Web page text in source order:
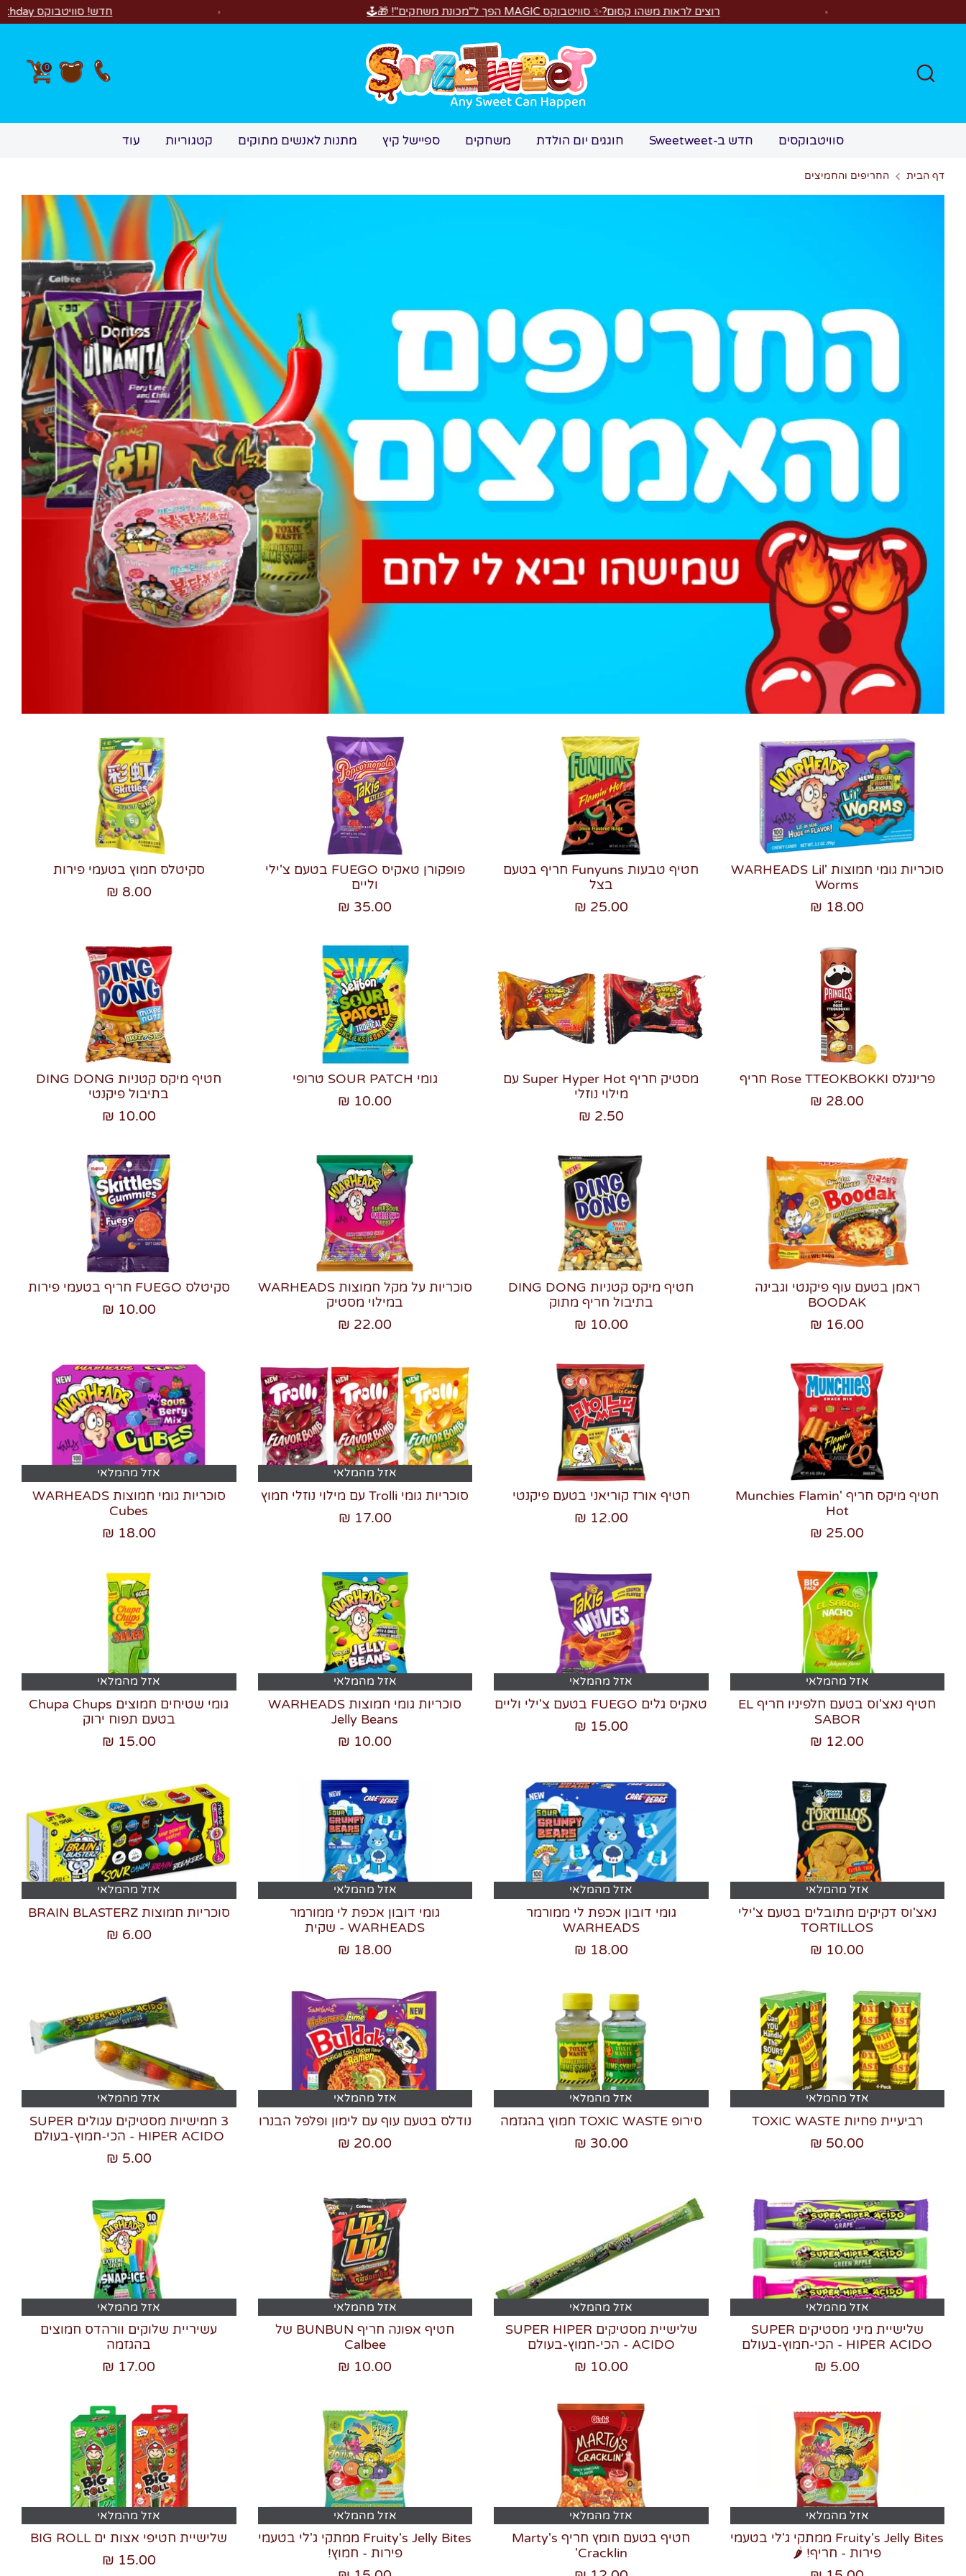
רוצים לראות משהו קסום?✨ סוויטבוקס MAGIC הפך ל"מכונת משחקים"! 🎁🕹️ חדש! סוויטבוקס Happy Birthday! המתנה המושלמת לימי הולדת 🎂🍰🎉
חיפוש 0
סוויטבוקסים חדש ב-Sweetweet חוגגים יום הולדת משחקים ספיישל קיץ מתנות לאנשים מתוקים קטגוריות עוד
דף הבית החריפים והחמיצים
סוכריות גומי חמוצות WARHEADS Lil'
Worms
18.00 ₪
חטיף טבעות Funyuns חריף בטעם
בצל
25.00 ₪
פופקורן טאקיס FUEGO בטעם צ'ילי
וליים
35.00 ₪
סקיטלס חמוץ בטעמי פירות
8.00 ₪
פרינגלס Rose TTEOKBOKKI חריף
28.00 ₪
מסטיק חריף Super Hyper Hot עם
מילוי נוזלי
2.50 ₪
גומי SOUR PATCH טרופי
10.00 ₪
חטיף מיקס קטניות DING DONG
בתיבול פיקנטי
10.00 ₪
ראמן בטעם עוף פיקנטי וגבינה
BOODAK
16.00 ₪
חטיף מיקס קטניות DING DONG
בתיבול חריף מתוק
10.00 ₪
סוכריות על מקל חמוצות WARHEADS
במילוי מסטיק
22.00 ₪
סקיטלס FUEGO חריף בטעמי פירות
10.00 ₪
חטיף מיקס חריף Munchies Flamin'
Hot
25.00 ₪
חטיף אורז קוריאני בטעם פיקנטי
12.00 ₪
אזל מהמלאי
סוכריות גומי Trolli עם מילוי נוזלי חמוץ
17.00 ₪
אזל מהמלאי
סוכריות גומי חמוצות WARHEADS
Cubes
18.00 ₪
אזל מהמלאי
חטיף נאצ'וס בטעם חלפיניו חריף EL
SABOR
12.00 ₪
אזל מהמלאי
טאקיס גלים FUEGO בטעם צ'ילי וליים
15.00 ₪
אזל מהמלאי
סוכריות גומי חמוצות WARHEADS
Jelly Beans
10.00 ₪
אזל מהמלאי
גומי שטיחים חמוצים Chupa Chups
בטעם תפוח ירוק
15.00 ₪
אזל מהמלאי
נאצ'וס דקיקים מתובלים בטעם צ'ילי
TORTILLOS
10.00 ₪
אזל מהמלאי
גומי דובון אכפת לי ממורמר
WARHEADS
18.00 ₪
אזל מהמלאי
גומי דובון אכפת לי ממורמר
WARHEADS - שקית
18.00 ₪
אזל מהמלאי
סוכריות חמוצות BRAIN BLASTERZ
6.00 ₪
אזל מהמלאי
רביעיית פחיות TOXIC WASTE
50.00 ₪
אזל מהמלאי
סירופ TOXIC WASTE חמוץ בהגזמה
30.00 ₪
אזל מהמלאי
נודלס בטעם עוף עם לימון ופלפל הבנרו
20.00 ₪
אזל מהמלאי
3 חמישיות מסטיקים עגולים SUPER
HIPER ACIDO - הכי-חמוץ-בעולם
5.00 ₪
אזל מהמלאי
שלישיית מיני מסטיקים SUPER
HIPER ACIDO - הכי-חמוץ-בעולם
5.00 ₪
אזל מהמלאי
שלישיית מסטיקים SUPER HIPER
ACIDO - הכי-חמוץ-בעולם
10.00 ₪
אזל מהמלאי
חטיף אפונה חריף BUNBUN של
Calbee
10.00 ₪
אזל מהמלאי
עשיריית שלוקים וורהדס חמוצים
בהגזמה
17.00 ₪
אזל מהמלאי
Fruity's Jelly Bites ממתקי ג'לי בטעמי
פירות - חריף! 🌶️
אזל מהמלאי
חטיף בטעם חומץ חריף Marty's
Cracklin'
אזל מהמלאי
Fruity's Jelly Bites ממתקי ג'לי בטעמי
פירות - חמוץ!
אזל מהמלאי
שלישיית חטיפי אצות ים BIG ROLL
15.00 ₪